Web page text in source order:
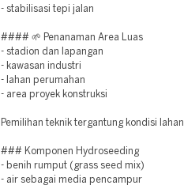
- stabilisasi tepi jalan
#### 🌱 Penanaman Area Luas
- stadion dan lapangan
- kawasan industri
- lahan perumahan
- area proyek konstruksi
Pemilihan teknik tergantung kondisi lahan.
### Komponen Hydroseeding
- benih rumput (grass seed mix)
- air sebagai media pencampur